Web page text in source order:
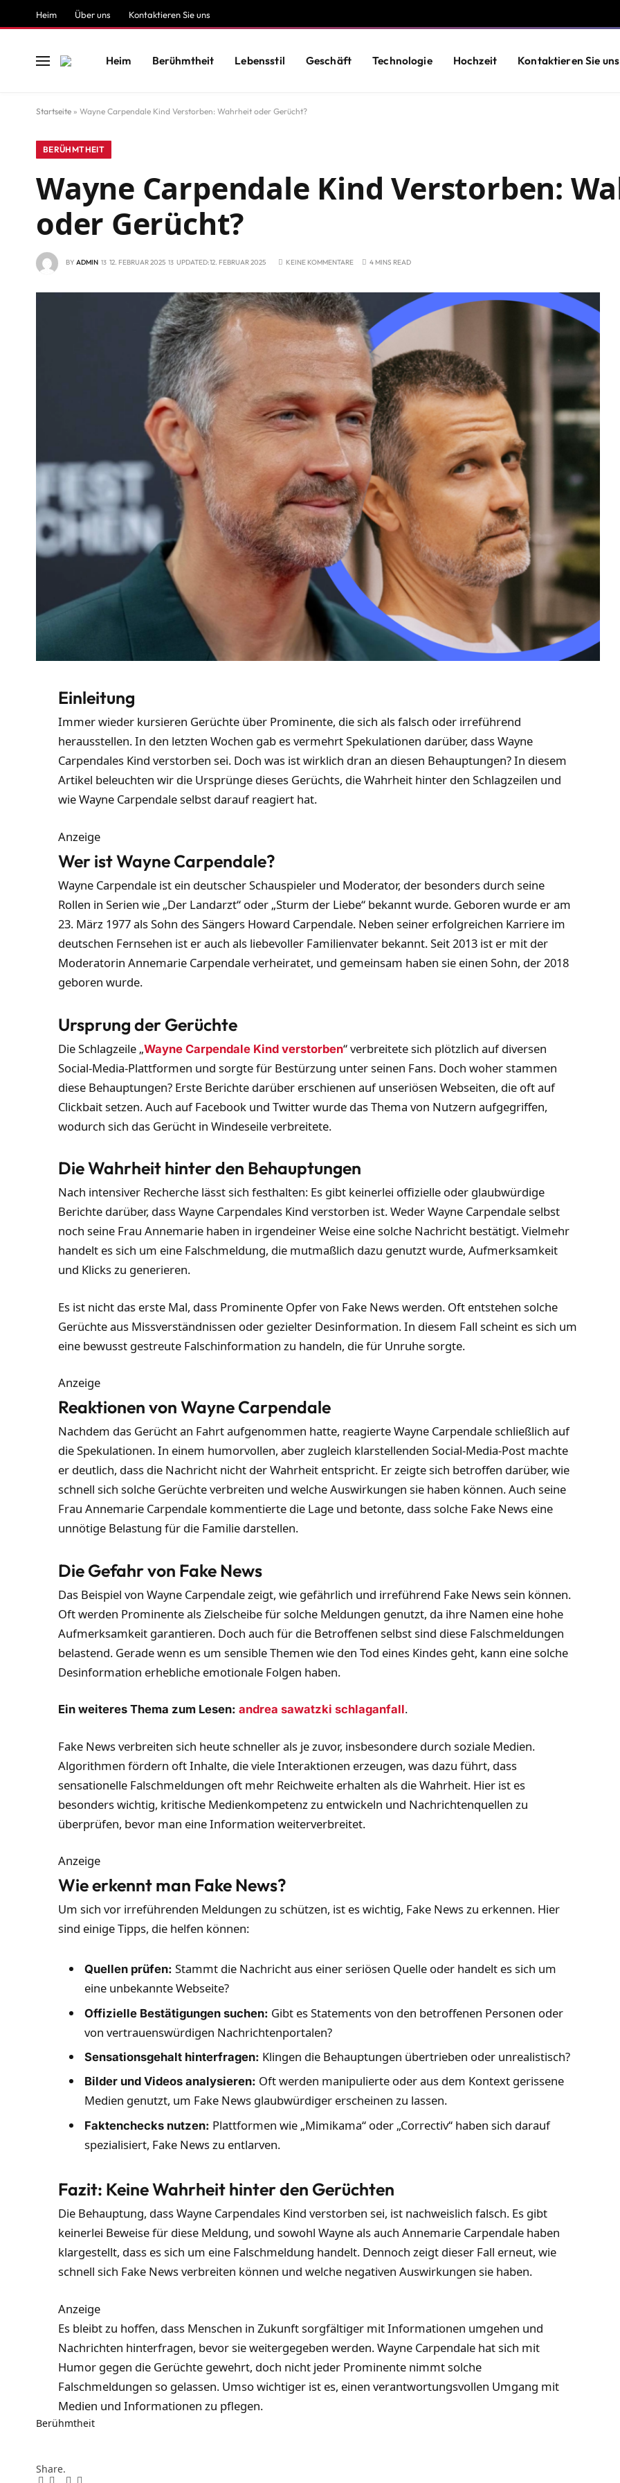
Heim Über uns Kontaktieren Sie uns
Heim Berühmtheit Lebensstil Geschäft Technologie Hochzeit Kontaktieren Sie uns
Startseite » Wayne Carpendale Kind Verstorben: Wahrheit oder Gerücht?
BERÜHMTHEIT
Wayne Carpendale Kind Verstorben:
oder Gerücht?
BY ADMIN 12. FEBRUAR 2025 UPDATED:12. FEBRUAR 2025 KEINE KOMMENTARE 4 MINS READ
Einleitung
Immer wieder kursieren Gerüchte über Prominente, die sich als falsch oder irreführend
herausstellen. In den letzten Wochen gab es vermehrt Spekulationen darüber, dass Wayne
Carpendales Kind verstorben sei. Doch was ist wirklich dran an diesen Behauptungen? In diesem
Artikel beleuchten wir die Ursprünge dieses Gerüchts, die Wahrheit hinter den Schlagzeilen und
wie Wayne Carpendale selbst darauf reagiert hat.
Anzeige
Wer ist Wayne Carpendale?
Wayne Carpendale ist ein deutscher Schauspieler und Moderator, der besonders durch seine
Rollen in Serien wie „Der Landarzt“ oder „Sturm der Liebe“ bekannt wurde. Geboren wurde er am
23. März 1977 als Sohn des Sängers Howard Carpendale. Neben seiner erfolgreichen Karriere im
deutschen Fernsehen ist er auch als liebevoller Familienvater bekannt. Seit 2013 ist er mit der
Moderatorin Annemarie Carpendale verheiratet, und gemeinsam haben sie einen Sohn, der 2018
geboren wurde.
Ursprung der Gerüchte
Die Schlagzeile „Wayne Carpendale Kind verstorben“ verbreitete sich plötzlich auf diversen
Social-Media-Plattformen und sorgte für Bestürzung unter seinen Fans. Doch woher stammen
diese Behauptungen? Erste Berichte darüber erschienen auf unseriösen Webseiten, die oft auf
Clickbait setzen. Auch auf Facebook und Twitter wurde das Thema von Nutzern aufgegriffen,
wodurch sich das Gerücht in Windeseile verbreitete.
Die Wahrheit hinter den Behauptungen
Nach intensiver Recherche lässt sich festhalten: Es gibt keinerlei offizielle oder glaubwürdige
Berichte darüber, dass Wayne Carpendales Kind verstorben ist. Weder Wayne Carpendale selbst
noch seine Frau Annemarie haben in irgendeiner Weise eine solche Nachricht bestätigt. Vielmehr
handelt es sich um eine Falschmeldung, die mutmaßlich dazu genutzt wurde, Aufmerksamkeit
und Klicks zu generieren.
Es ist nicht das erste Mal, dass Prominente Opfer von Fake News werden. Oft entstehen solche
Gerüchte aus Missverständnissen oder gezielter Desinformation. In diesem Fall scheint es sich um
eine bewusst gestreute Falschinformation zu handeln, die für Unruhe sorgte.
Anzeige
Reaktionen von Wayne Carpendale
Nachdem das Gerücht an Fahrt aufgenommen hatte, reagierte Wayne Carpendale schließlich auf
die Spekulationen. In einem humorvollen, aber zugleich klarstellenden Social-Media-Post machte
er deutlich, dass die Nachricht nicht der Wahrheit entspricht. Er zeigte sich betroffen darüber, wie
schnell sich solche Gerüchte verbreiten und welche Auswirkungen sie haben können. Auch seine
Frau Annemarie Carpendale kommentierte die Lage und betonte, dass solche Fake News eine
unnötige Belastung für die Familie darstellen.
Die Gefahr von Fake News
Das Beispiel von Wayne Carpendale zeigt, wie gefährlich und irreführend Fake News sein können.
Oft werden Prominente als Zielscheibe für solche Meldungen genutzt, da ihre Namen eine hohe
Aufmerksamkeit garantieren. Doch auch für die Betroffenen selbst sind diese Falschmeldungen
belastend. Gerade wenn es um sensible Themen wie den Tod eines Kindes geht, kann eine solche
Desinformation erhebliche emotionale Folgen haben.
Ein weiteres Thema zum Lesen:andrea sawatzki schlaganfall.
Fake News verbreiten sich heute schneller als je zuvor, insbesondere durch soziale Medien.
Algorithmen fördern oft Inhalte, die viele Interaktionen erzeugen, was dazu führt, dass
sensationelle Falschmeldungen oft mehr Reichweite erhalten als die Wahrheit. Hier ist es
besonders wichtig, kritische Medienkompetenz zu entwickeln und Nachrichtenquellen zu
überprüfen, bevor man eine Information weiterverbreitet.
Anzeige
Wie erkennt man Fake News?
Um sich vor irreführenden Meldungen zu schützen, ist es wichtig, Fake News zu erkennen. Hier
sind einige Tipps, die helfen können:
Quellen prüfen: Stammt die Nachricht aus einer seriösen Quelle oder handelt es sich um
eine unbekannte Webseite?
Offizielle Bestätigungen suchen: Gibt es Statements von den betroffenen Personen oder
von vertrauenswürdigen Nachrichtenportalen?
Sensationsgehalt hinterfragen: Klingen die Behauptungen übertrieben oder unrealistisch?
Bilder und Videos analysieren: Oft werden manipulierte oder aus dem Kontext gerissene
Medien genutzt, um Fake News glaubwürdiger erscheinen zu lassen.
Faktenchecks nutzen: Plattformen wie „Mimikama“ oder „Correctiv“ haben sich darauf
spezialisiert, Fake News zu entlarven.
Fazit: Keine Wahrheit hinter den Gerüchten
Die Behauptung, dass Wayne Carpendales Kind verstorben sei, ist nachweislich falsch. Es gibt
keinerlei Beweise für diese Meldung, und sowohl Wayne als auch Annemarie Carpendale haben
klargestellt, dass es sich um eine Falschmeldung handelt. Dennoch zeigt dieser Fall erneut, wie
schnell sich Fake News verbreiten können und welche negativen Auswirkungen sie haben.
Anzeige
Es bleibt zu hoffen, dass Menschen in Zukunft sorgfältiger mit Informationen umgehen und
Nachrichten hinterfragen, bevor sie weitergegeben werden. Wayne Carpendale hat sich mit
Humor gegen die Gerüchte gewehrt, doch nicht jeder Prominente nimmt solche
Falschmeldungen so gelassen. Umso wichtiger ist es, einen verantwortungsvollen Umgang mit
Medien und Informationen zu pflegen.
Berühmtheit
Share.